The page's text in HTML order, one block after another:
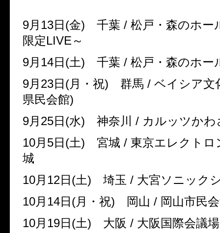
9月 13日(金) 千葉 / 松戸・森のホー
限定LIVE ～
9月 14日(土) 千葉 / 松戸・森のホー
9月 23日(月・祝) 群馬 / ベイシア文
県民会館)
9月 25日(水) 神奈川 / カルッツか
10月 5日(土) 宮城 / 東京エレクトロ
城
10月 12日(土) 埼玉 / 大宮ソニッ
10月 14日(月・祝) 岡山 / 岡山市民
10月 19日(土) 大阪 / 大阪国際会議